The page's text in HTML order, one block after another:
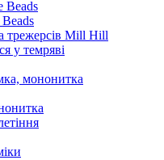
Beads
трежерсів Mill Hill
у темряві
мононитка